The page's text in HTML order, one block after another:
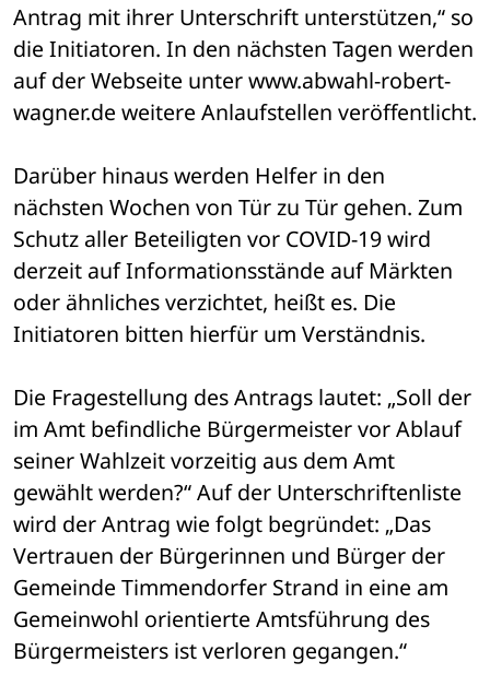
Antrag mit ihrer Unterschrift unterstützen,“ so
die Initiatoren. In den nächsten Tagen werden
auf der Webseite unter www.abwahl-robert-
wagner.de weitere Anlaufstellen veröffentlicht.
Darüber hinaus werden Helfer in den
nächsten Wochen von Tür zu Tür gehen. Zum
Schutz aller Beteiligten vor COVID-19 wird
derzeit auf Informationsstände auf Märkten
oder ähnliches verzichtet, heißt es. Die
Initiatoren bitten hierfür um Verständnis.
Die Fragestellung des Antrags lautet: „Soll der
im Amt befindliche Bürgermeister vor Ablauf
seiner Wahlzeit vorzeitig aus dem Amt
gewählt werden?“ Auf der Unterschriftenliste
wird der Antrag wie folgt begründet: „Das
Vertrauen der Bürgerinnen und Bürger der
Gemeinde Timmendorfer Strand in eine am
Gemeinwohl orientierte Amtsführung des
Bürgermeisters ist verloren gegangen.“